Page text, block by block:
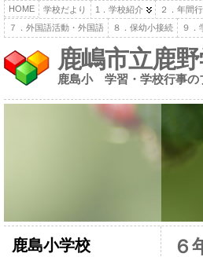
HOME 学校だより 1．学校紹介 ２．年間
７．外国語活動・外国語
８．保幼小接続 ９．
鹿嶋市立鹿
鹿島小 学習・学校行事の
鹿島小学校 ６